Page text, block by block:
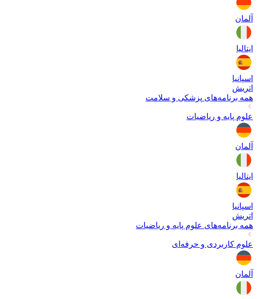
آلمان
ایتالیا
اسپانیا
اتریش
همه برنامه‌های پزشکی و سلامت
علوم پایه و ریاضیات
آلمان
ایتالیا
اسپانیا
اتریش
همه برنامه‌های علوم پایه و ریاضیات
علوم کاربردی و حرفه‌ای
آلمان